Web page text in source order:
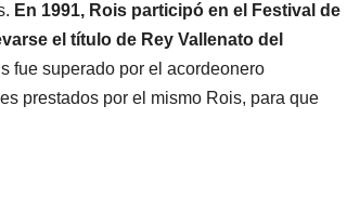
En 1991, Rois participó en el Festival de
el título de Rey Vallenato del
fue superado por el acordeonero
prestados por el mismo Rois, para que